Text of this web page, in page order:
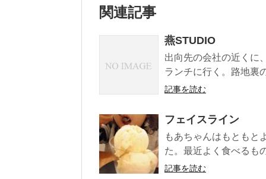
関連記事
燕STUDIO
出向先の会社の近くに
ランチに行く。路地裏
記事を読む
フェイスライン
もあちゃんはもともと
た。最近よく食べるも
記事を読む